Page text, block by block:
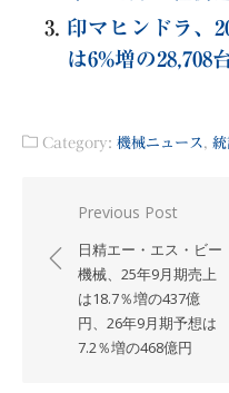
印マヒンドラ、
は6%増の28,708
Category: 機械ニュース,
稿
ナ
Previous Post
日精エー・エス・ビー
機械、25年9月期売上
は18.7％増の437億
円、26年9月期予想は
7.2％増の468億円